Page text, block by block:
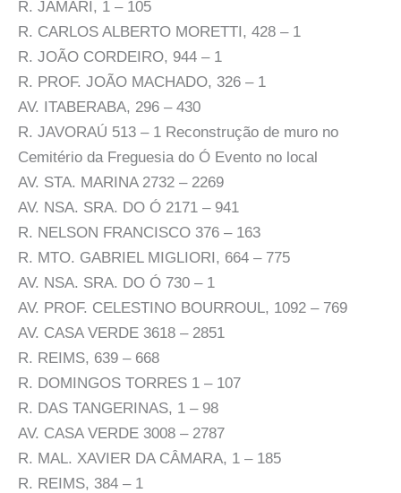
R. JAMARI, 1 – 105
R. CARLOS ALBERTO MORETTI, 428 – 1
R. JOÃO CORDEIRO, 944 – 1
R. PROF. JOÃO MACHADO, 326 – 1
AV. ITABERABA, 296 – 430
R. JAVORAÚ 513 – 1 Reconstrução de muro no
Cemitério da Freguesia do Ó Evento no local
AV. STA. MARINA 2732 – 2269
AV. NSA. SRA. DO Ó 2171 – 941
R. NELSON FRANCISCO 376 – 163
R. MTO. GABRIEL MIGLIORI, 664 – 775
AV. NSA. SRA. DO Ó 730 – 1
AV. PROF. CELESTINO BOURROUL, 1092 – 769
AV. CASA VERDE 3618 – 2851
R. REIMS, 639 – 668
R. DOMINGOS TORRES 1 – 107
R. DAS TANGERINAS, 1 – 98
AV. CASA VERDE 3008 – 2787
R. MAL. XAVIER DA CÂMARA, 1 – 185
R. REIMS, 384 – 1